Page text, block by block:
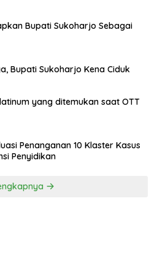
Bupati Sukoharjo Sebagai
Bupati Sukoharjo Kena Ciduk
yang ditemukan saat OTT
Penanganan 10 Klaster Kasus
Penyidikan